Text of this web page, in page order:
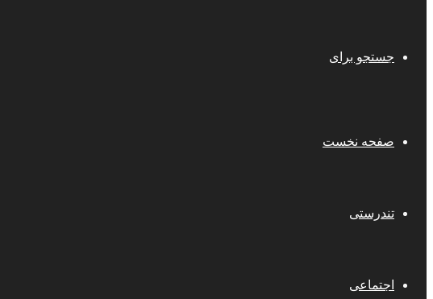
جستجو برای
صفحه نخست
تندرستی
اجتماعی